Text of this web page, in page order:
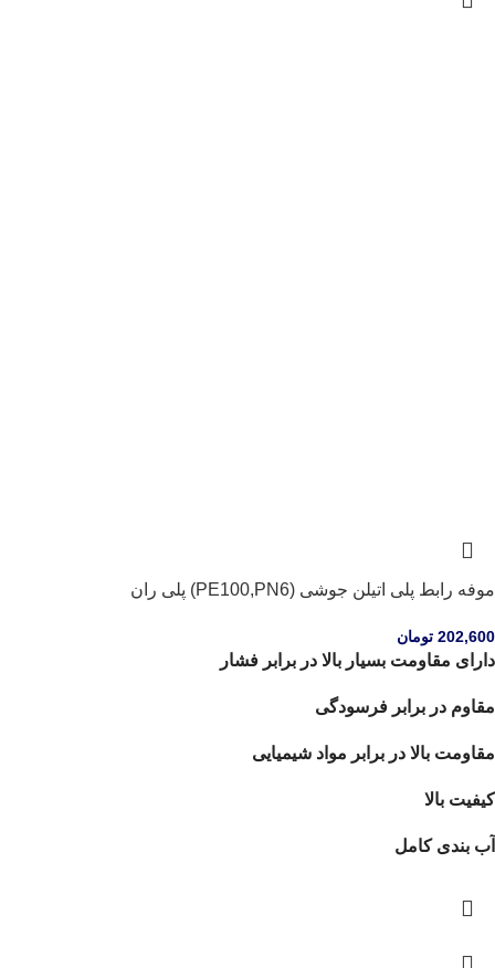
موفه رابط پلی اتیلن جوشی (PE100,PN6) پلی ران
202,600 تومان
دارای مقاومت بسیار بالا در برابر فشار
مقاوم در برابر فرسودگی
مقاومت بالا در برابر مواد شیمیایی
کیفیت بالا
آب بندی کامل